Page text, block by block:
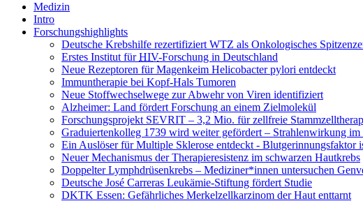
Medizin
Intro
Forschungshighlights
Deutsche Krebshilfe rezertifiziert WTZ als Onkologisches
Erstes Institut fürHIV-Forschung in Deutschland
Neue Rezeptoren für Magenkeim Helicobacter pylori entdeckt
Immuntherapie bei Kopf-Hals Tumoren
Neue Stoffwechselwege zur Abwehr von Viren identifiziert
Alzheimer: Land fördert Forschung an einem Zielmolekül
Forschungsprojekt SEVRIT – 3,2 Mio. für zellfreie
Graduiertenkolleg 1739 wird weiter gefördert – Strahlenwirkung im
Ein Auslöser für Multiple Sklerose entdeckt - Blutgerinnungsfaktor
Neuer Mechanismus der Therapieresistenz im schwarzen Hautkrebs
Doppelter Lymphdrüsenkrebs – Mediziner*innen untersuchen
Deutsche José Carreras Leukämie-Stiftung fördert Studie
DKTK Essen: Gefährliches Merkelzellkarzinom der Haut enttarnt